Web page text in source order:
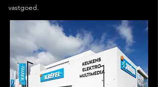
vastgoed.